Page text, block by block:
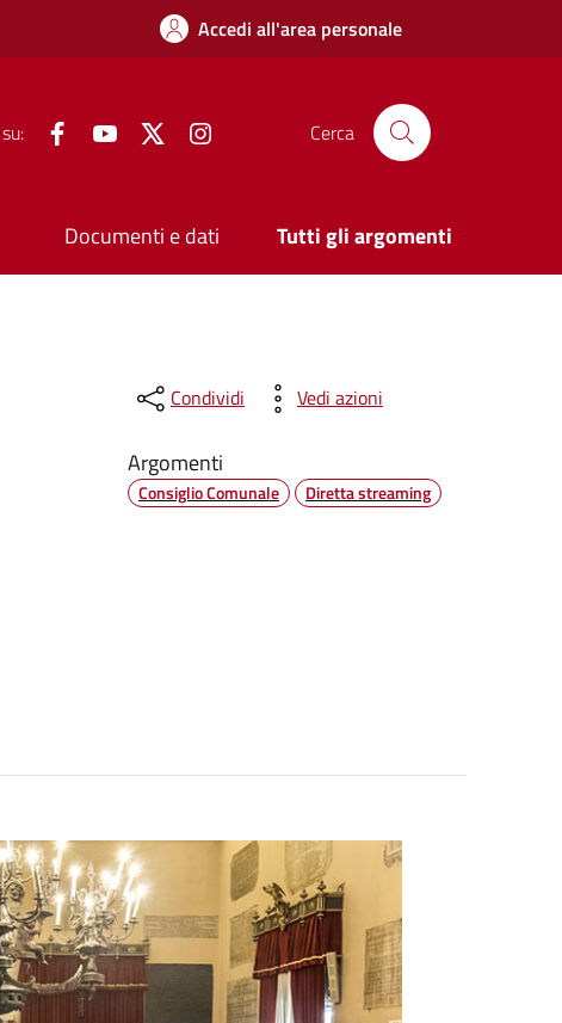
Accedi all'area personale
FacebookYouTube Twitter Cerca
Documenti e dati Tutti gli argomenti
Condividi Vedi azioni
Argomenti
Consiglio Comunale Diretta streaming